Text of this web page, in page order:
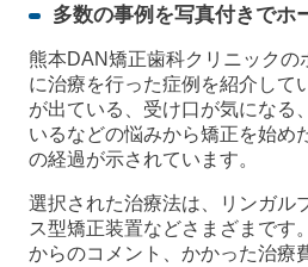
多数の事例を写真付きでホ
熊本DAN矯正歯科クリニックの
に治療を行った症例を紹介して
が出ている、受け口が気になる
いるなどの悩みから矯正を始め
の経過が示されています。
選択された治療法は、リンガル
ス型矯正装置などさまざまです
からのコメント、かかった治療